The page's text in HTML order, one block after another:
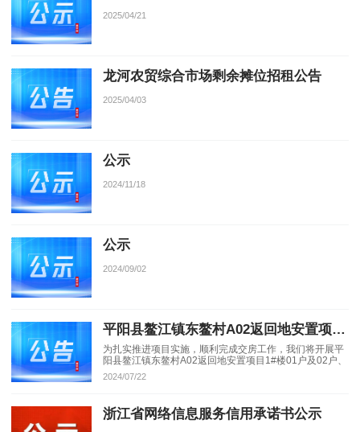
2025/04/21
龙河农贸综合市场剩余摊位招租公告
2025/04/03
公示
2024/11/18
公示
2024/09/02
平阳县鳌江镇东鳌村A02返回地安置项目安置房抽签定位方案公告
为扎实推进项目实施，顺利完成交房工作，我们将开展平
阳县鳌江镇东鳌村A02返回地安置项目1#楼01户及02户、
2#楼、4#楼、5#楼01户及02户安置房的抽签定位工作，
现将有关事项公告如下：
2024/07/22
浙江省网络信息服务信用承诺书公示